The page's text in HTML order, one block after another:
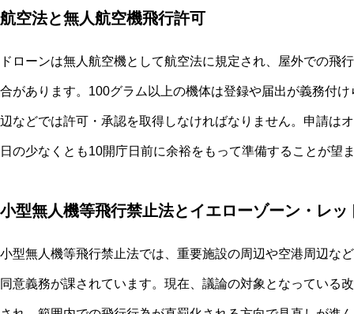
航空法と無人航空機飛行許可
ドローンは無人航空機として航空法に規定され、屋外での飛
合があります。100グラム以上の機体は登録や届出が義務付
辺などでは許可・承認を取得しなければなりません。申請は
日の少なくとも10開庁日前に余裕をもって準備することが望
小型無人機等飛行禁止法とイエローゾーン・レッ
小型無人機等飛行禁止法では、重要施設の周辺や空港周辺な
同意義務が課されています。現在、議論の対象となっている